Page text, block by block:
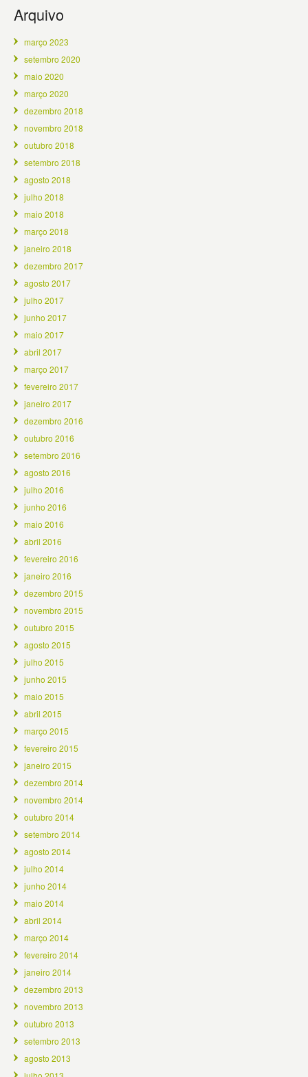
Arquivo
março 2023
setembro 2020
maio 2020
março 2020
dezembro 2018
novembro 2018
outubro 2018
setembro 2018
agosto 2018
julho 2018
maio 2018
março 2018
janeiro 2018
dezembro 2017
agosto 2017
julho 2017
junho 2017
maio 2017
abril 2017
março 2017
fevereiro 2017
janeiro 2017
dezembro 2016
outubro 2016
setembro 2016
agosto 2016
julho 2016
junho 2016
maio 2016
abril 2016
fevereiro 2016
janeiro 2016
dezembro 2015
novembro 2015
outubro 2015
agosto 2015
julho 2015
junho 2015
maio 2015
abril 2015
março 2015
fevereiro 2015
janeiro 2015
dezembro 2014
novembro 2014
outubro 2014
setembro 2014
agosto 2014
julho 2014
junho 2014
maio 2014
abril 2014
março 2014
fevereiro 2014
janeiro 2014
dezembro 2013
novembro 2013
outubro 2013
setembro 2013
agosto 2013